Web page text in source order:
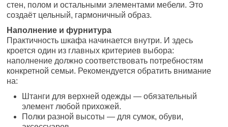
стен, полом и остальными элементами мебели. Это
создаёт цельный, гармоничный образ.
Наполнение и фурнитура
Практичность шкафа начинается внутри. И здесь
кроется один из главных критериев выбора:
наполнение должно соответствовать потребностям
конкретной семьи. Рекомендуется обратить внимание
на:
Штанги для верхней одежды — обязательный
элемент любой прихожей.
Полки разной высоты — для сумок, обуви,